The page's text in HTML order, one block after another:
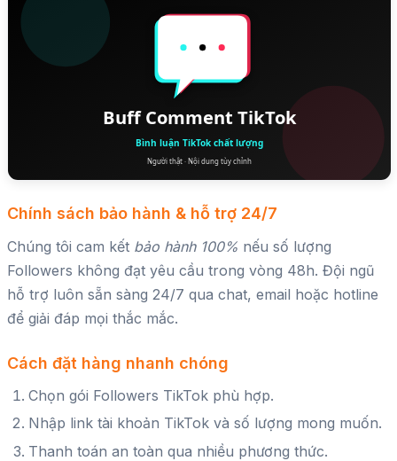
Chính sách bảo hành & hỗ trợ 24/7
Chúng tôi cam kết bảo hành 100% nếu số lượng
Followers không đạt yêu cầu trong vòng 48h. Đội ngũ
hỗ trợ luôn sẵn sàng 24/7 qua chat, email hoặc hotline
để giải đáp mọi thắc mắc.
Cách đặt hàng nhanh chóng
Chọn gói Followers TikTok phù hợp.
Nhập link tài khoản TikTok và số lượng mong muốn.
Thanh toán an toàn qua nhiều phương thức.